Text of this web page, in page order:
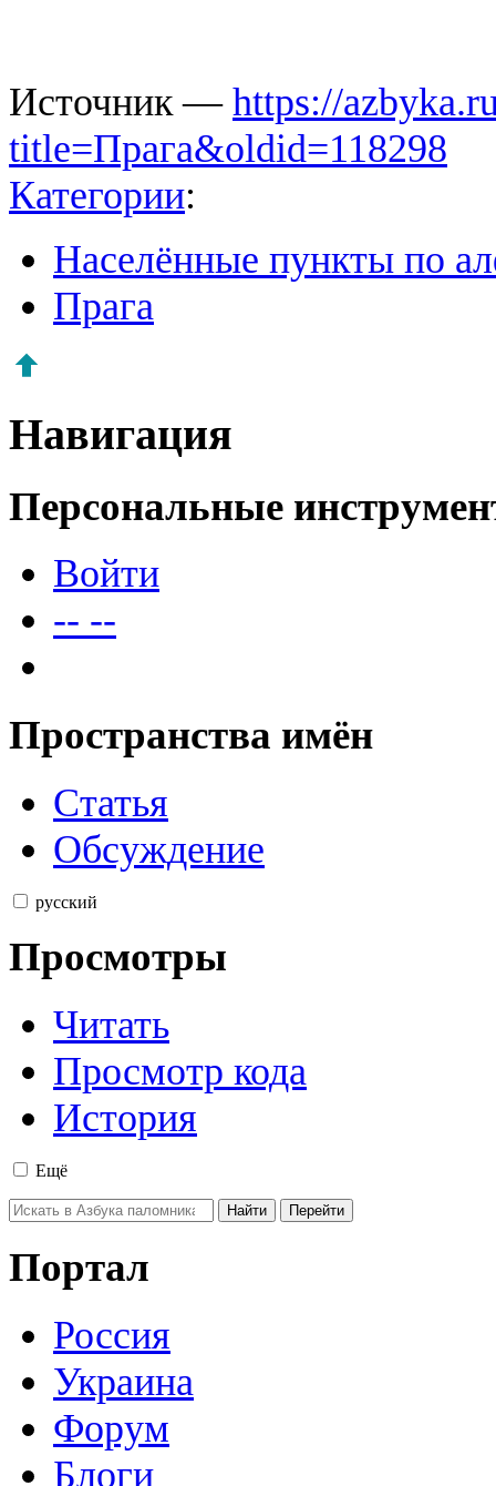
Источник — https://
title=Прага&oldid=118298
Категории:
Населённые пункты по
Прага
Навигация
Персональные
Войти
-- --
Пространства имён
Статья
Обсуждение
русский
Просмотры
Читать
Просмотр кода
История
Ещё
Портал
Россия
Украина
Форум
Блоги